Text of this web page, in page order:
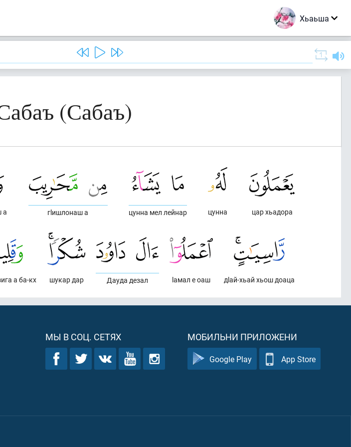
Хьаьша
(Сабаъ)
цар хьадора
цунна
цунна мел лейнар
гlишлонаш а
а
дlай-хьай хьош доаца
lамал е оаш
Дауда дезал
шукар дар
а ба-кх
МЫ В СОЦ. СЕТЯХ МОБИЛЬНИ ПРИЛОЖЕНИ
Google Play App Store